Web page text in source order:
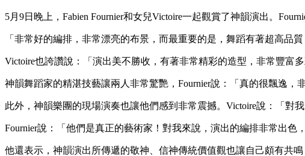
5月9日晚上，Fabien Fournier和女兒Victoire一起觀賞了神韻演出。
「非常好的編排，非常漂亮的布景，而最重要的是，舞蹈有著超高品
Victoire也誇讚說：「演出美不勝收，有著非常精彩的造型，非常豐富
神韻舞蹈家的精湛技藝讓兩人非常驚艷，Fournier說：「真的很飄逸
此外，神韻樂團的現場演奏也讓他們感到非常震撼。Victoire說：「對
Fournier說：「他們是真正的藝術家！對我來說，演出的編排非常出色
他還表示，神韻演出所傳遞的敬神、信神傳統價值觀也讓自己頗有共